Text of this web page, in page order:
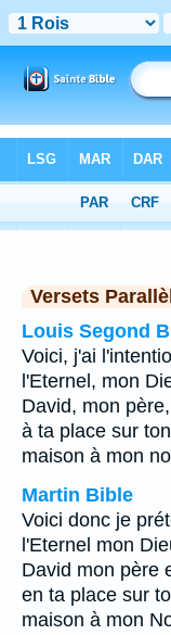
Chapitre 5> Verset 5
Versets
Louis Segond
Voici, j'ai
l'Eternel, mon
David, mon
à ta place sur
maison à mon
Martin Bible
Voici donc je
l'Eternel mon
David mon père
en ta place sur
maison à mon